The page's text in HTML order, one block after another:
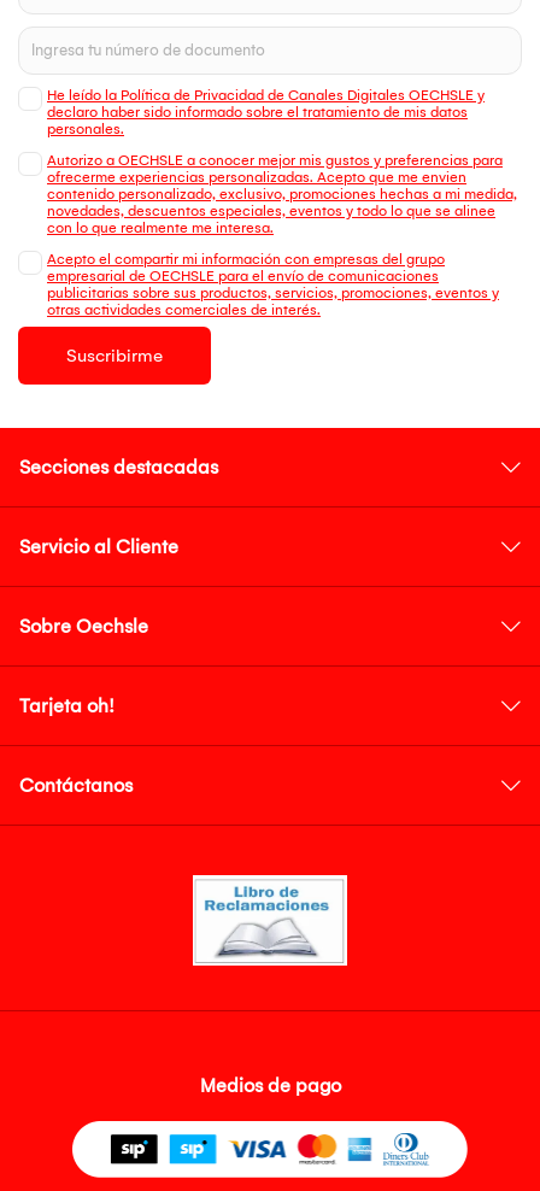
He leído la Política de Privacidad de Canales Digitales OECHSLE y
declaro haber sido informado sobre el tratamiento de mis datos
personales.
Autorizo a OECHSLE a conocer mejor mis gustos y preferencias para
ofrecerme experiencias personalizadas. Acepto que me envien
contenido personalizado, exclusivo, promociones hechas a mi medida,
novedades, descuentos especiales, eventos y todo lo que se alinee
con lo que realmente me interesa.
Acepto el compartir mi información con empresas del grupo
empresarial de OECHSLE para el envío de comunicaciones
publicitarias sobre sus productos, servicios, promociones, eventos y
otras actividades comerciales de interés.
Suscribirme
Secciones destacadas
Servicio al Cliente
Sobre Oechsle
Tarjeta oh!
Contáctanos
Medios de pago